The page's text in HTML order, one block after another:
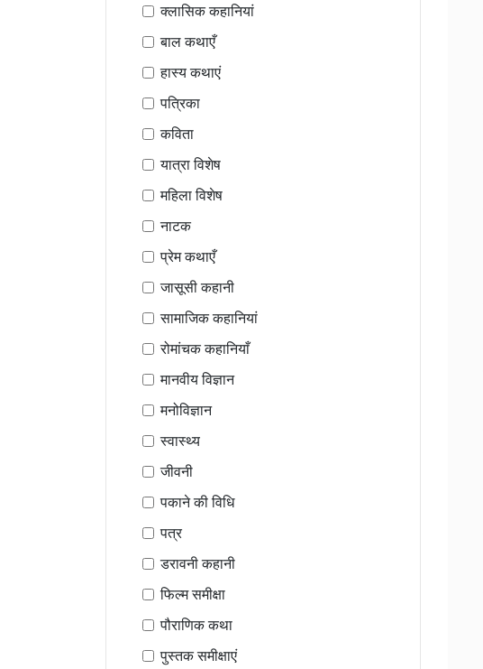
क्लासिक कहानियां
बाल कथाएँ
हास्य कथाएं
पत्रिका
कविता
यात्रा विशेष
महिला विशेष
नाटक
प्रेम कथाएँ
जासूसी कहानी
सामाजिक कहानियां
रोमांचक कहानियाँ
मानवीय विज्ञान
मनोविज्ञान
स्वास्थ्य
जीवनी
पकाने की विधि
पत्र
डरावनी कहानी
फिल्म समीक्षा
पौराणिक कथा
पुस्तक समीक्षाएं